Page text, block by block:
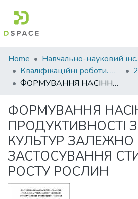
Communities
&
Collections
Statistics
Home
Навчально-
Кваліфікаційні роботи. ННІ агротехнологій, селекції та екології
ФОРМУВАННЯ НАСІННЄВОЇ ПРОДУКТИВНОСТІ ЗЕРНОВИХ КУЛЬТУР ЗАЛЕЖНО ВІД ЗАСТОСУВАННЯ СТИМУЛЯТОРІВ РОСТУ РОСЛИН
ФОРМУВАННЯ
ПРОДУКТИВНОСТІ
КУЛЬТУР ЗАЛЕЖНО
ЗАСТОСУВАННЯ
РОСТУ РОСЛИН